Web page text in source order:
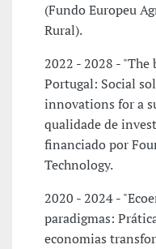
(Fundo Europeu
Rural).
2022 - 2028 -
Portugal: Social
innovations for a
qualidade de
financiado por
Technology.
2020 - 2024 -
paradigmas:
economias